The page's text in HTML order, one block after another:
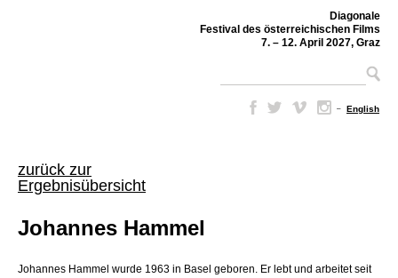
Diagonale
Festival des österreichischen Films
7. – 12. April 2027, Graz
– English
zurück zur
Ergebnisübersicht
Johannes Hammel
Johannes Hammel wurde 1963 in Basel geboren. Er lebt und arbeitet seit